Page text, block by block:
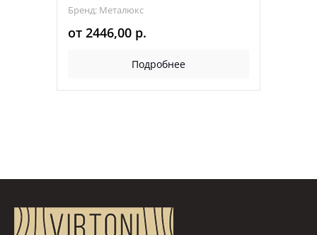
Бренд: Металюкс
от 2446,00 р.
Подробнее